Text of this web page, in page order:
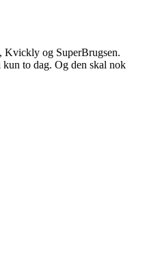
Kvickly og SuperBrugsen.
to dag. Og den skal nok